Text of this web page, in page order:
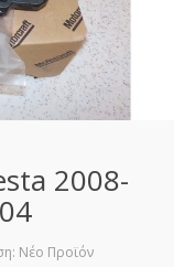
2008-
Νέο Προϊόν